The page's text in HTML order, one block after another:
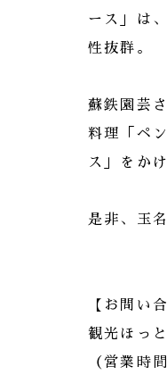
ース」は
性抜群。
蘇鉄園芸
料理「ペ
ス」をか
是非、玉
【お問い
観光ほっ
（営業時